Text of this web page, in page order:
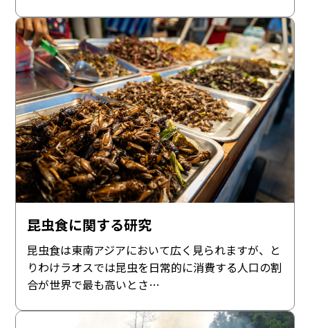
昆虫食に関する研究
昆虫食は東南アジアにおいて広く見られますが、と
りわけラオスでは昆虫を日常的に消費する人口の割
合が世界で最も高いとさ…